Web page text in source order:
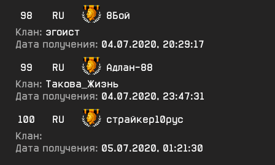
98
RU
8Бой
Клан: эгоист
Дата получения: 04.07.2020, 20:29:17
99
RU
Адлан-88
Клан: Такова_Жизнь
Дата получения: 04.07.2020, 23:47:31
100
RU
страйкер10рус
Клан:
Дата получения: 05.07.2020, 01:21:30